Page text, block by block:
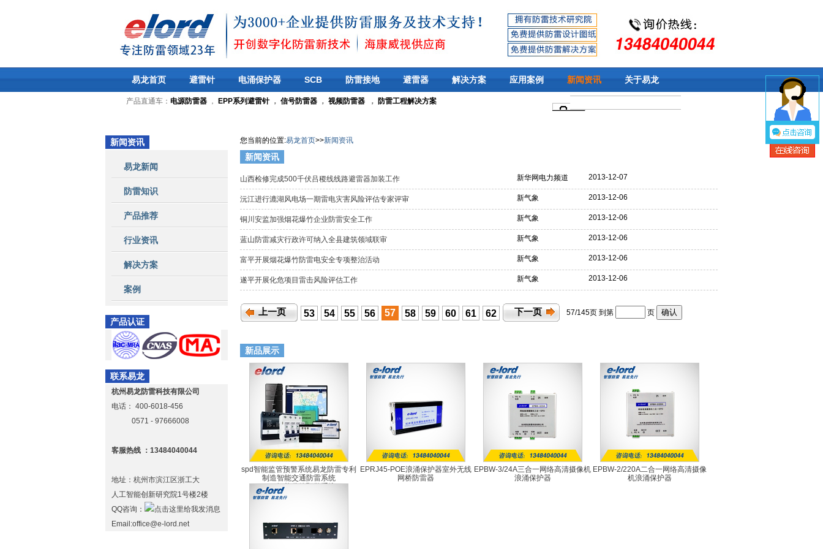
易龙首页 避雷针 电涌保护器 SCB 防雷接地 避雷器 解决方案 应用案例 新闻资讯 关于易龙
产品直通车： 电源防雷器 ， EPP系列避雷针， 信号防雷器 ， 视频防雷器 ， 防雷工程解决方案
新闻资讯
易龙新闻
防雷知识
产品推荐
行业资讯
解决方案
案例
产品认证
联系易龙
杭州易龙防雷科技有限公司
电话： 400-6018-456
0571 - 97666008
客服热线 ：13484040044
地址：杭州市滨江区浙工大
人工智能创新研究院1号楼2楼
QQ咨询：
Email:office@e-lord.net
您当前的位置:易龙首页>>新闻资讯
新闻资讯
山西检修完成500千伏吕稷线线路避雷器加装工作 新华网电力频道 2013-12-07
沅江进行漉湖风电场一期雷电灾害风险评估专家评审 新气象 2013-12-06
铜川安监加强烟花爆竹企业防雷安全工作 新气象 2013-12-06
蓝山防雷减灾行政许可纳入全县建筑领域联审 新气象 2013-12-06
富平开展烟花爆竹防雷电安全专项整治活动 新气象 2013-12-06
遂平开展化危项目雷击风险评估工作 新气象 2013-12-06
上一页 53 54 55 56 57 58 59 60 61 62 下一页 57/145页 到第 页
新品展示
spd智能监管预警系统易龙防雷专利
制造智能交通防雷系统
SPD智能监管预警系统
EPRJ45-POE浪涌保护器室外无线
网桥防雷器
EPBW-3/24A三合一网络高清摄像机
浪涌保护器
EPBW-2/220A二合一网络高清摄像
机浪涌保护器